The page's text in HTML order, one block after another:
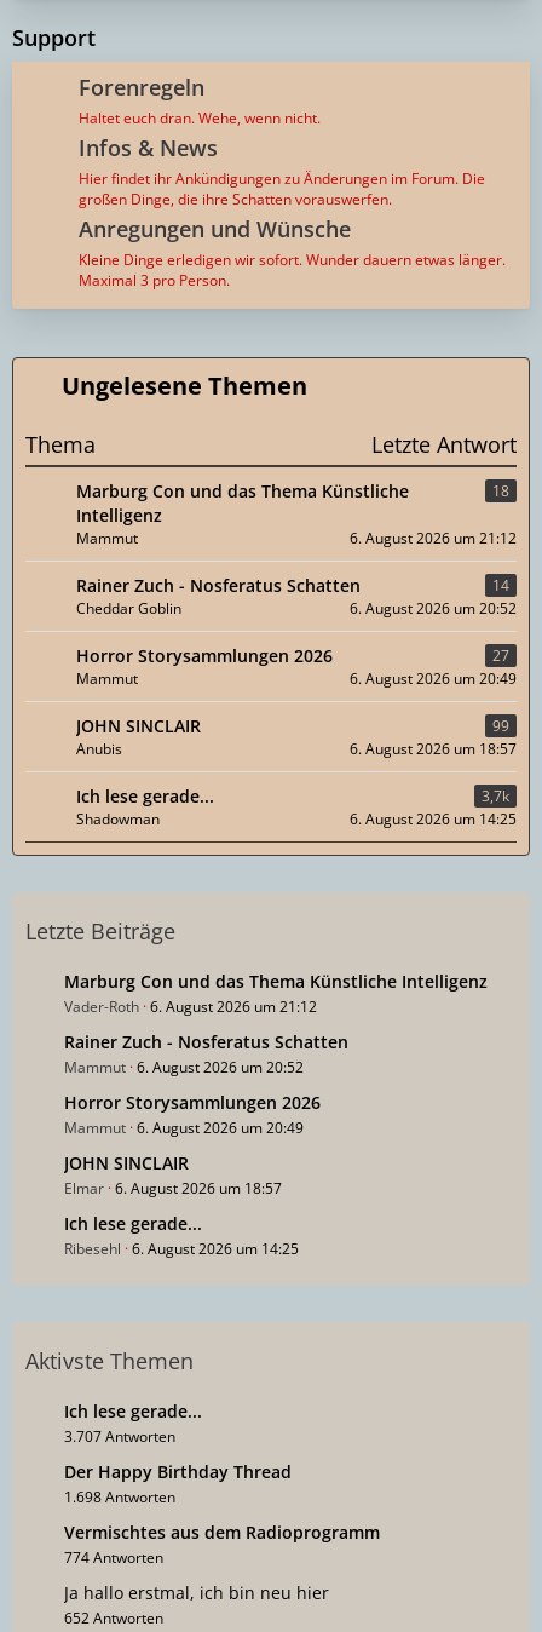
e
r
ä
g
e
e
i
t
r
ä
e
t
e
B
e
i
t
r
ä
g
e
Support
Forenregeln
Haltet euch dran. Wehe, wenn nicht.
Infos & News
Hier findet ihr Ankündigungen zu Änderungen im Forum. Die
großen Dinge, die ihre Schatten vorauswerfen.
Anregungen und Wünsche
Kleine Dinge erledigen wir sofort. Wunder dauern etwas länger.
Maximal 3 pro Person.
Ungelesene Themen
Thema Letzte Antwort
Marburg Con und das Thema Künstliche
Intelligenz
18
Mammut 6. August 2026 um 21:12
Rainer Zuch - Nosferatus Schatten
14
Cheddar Goblin
6. August 2026 um 20:52
Horror Storysammlungen 2026
27
Mammut
6. August 2026 um 20:49
JOHN SINCLAIR
99
Anubis
6. August 2026 um 18:57
Ich lese gerade...
3,7k
Shadowman
6. August 2026 um 14:25
Letzte Beiträge
Marburg Con und das Thema Künstliche Intelligenz
Vader-Roth 6. August 2026 um 21:12
Rainer Zuch - Nosferatus Schatten
Mammut 6. August 2026 um 20:52
Horror Storysammlungen 2026
Mammut 6. August 2026 um 20:49
JOHN SINCLAIR
Elmar 6. August 2026 um 18:57
Ich lese gerade...
Ribesehl 6. August 2026 um 14:25
Aktivste Themen
Ich lese gerade...
3.707 Antworten
Der Happy Birthday Thread
1.698 Antworten
Vermischtes aus dem Radioprogramm
774 Antworten
Ja hallo erstmal, ich bin neu hier
652 Antworten